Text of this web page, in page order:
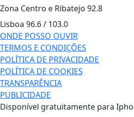
Zona Centro e Ribatejo 92.8
Lisboa 96.6 / 103.0
ONDE POSSO OUVIR
TERMOS E CONDIÇÕES
POLÍTICA DE PRIVACIDADE
POLÍTICA DE COOKIES
TRANSPARÊNCIA
PUBLICIDADE
Disponível gratuitamente para